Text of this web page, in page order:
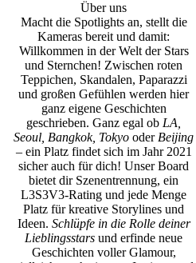
Über uns
Macht die Spotlights an, stellt die
Kameras bereit und damit:
Willkommen in der Welt der Stars
und Sternchen! Zwischen roten
Teppichen, Skandalen, Paparazzi
und großen Gefühlen werden hier
ganz eigene Geschichten
geschrieben. Ganz egal ob LA,
Seoul, Bangkok, Tokyo oder Beijing
– ein Platz findet sich im Jahr 2021
sicher auch für dich! Unser Board
bietet dir Szenentrennung, ein
L3S3V3-Rating und jede Menge
Platz für kreative Storylines und
Ideen. Schlüpfe in die Rolle deiner
Lieblingsstars und erfinde neue
Geschichten voller Glamour,